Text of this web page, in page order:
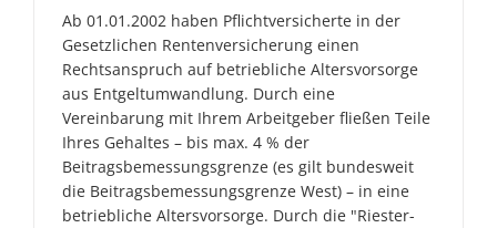
Ab 01.01.2002 haben Pflichtversicherte in der
Gesetzlichen Rentenversicherung einen
Rechtsanspruch auf betriebliche Altersvorsorge
aus Entgeltumwandlung. Durch eine
Vereinbarung mit Ihrem Arbeitgeber fließen Teile
Ihres Gehaltes – bis max. 4 % der
Beitragsbemessungsgrenze (es gilt bundesweit
die Beitragsbemessungsgrenze West) – in eine
betriebliche Altersvorsorge. Durch die "Riester-